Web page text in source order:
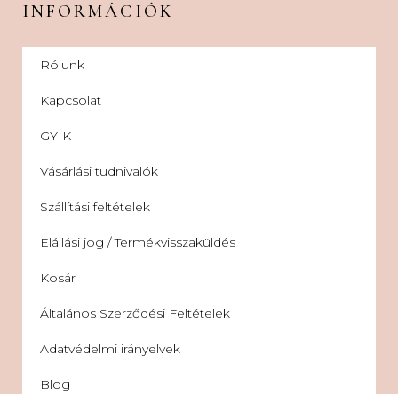
INFORMÁCIÓK
Rólunk
Kapcsolat
GYIK
Vásárlási tudnivalók
Szállítási feltételek
Elállási jog / Termékvisszaküldés
Kosár
Általános Szerződési Feltételek
Adatvédelmi irányelvek
Blog